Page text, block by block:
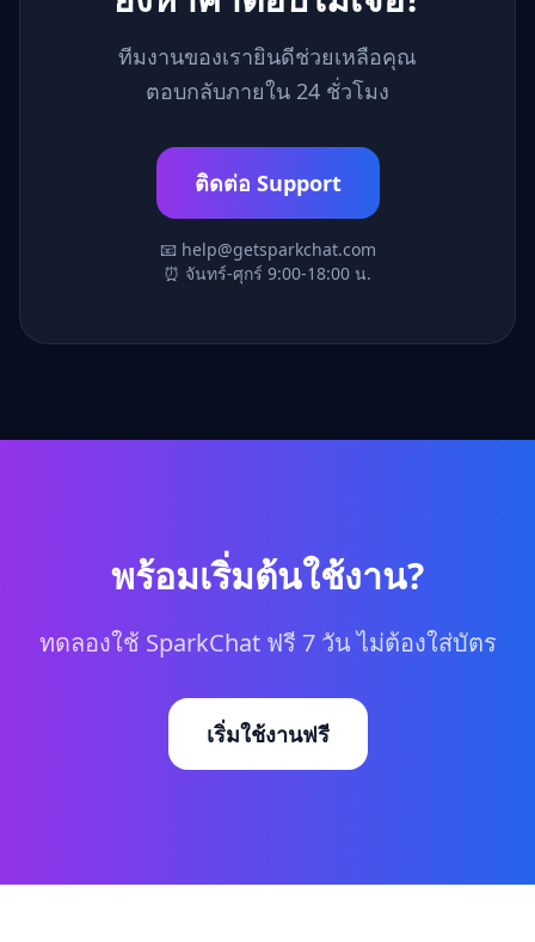
ทีมงานของเรายินดีช่วยเหลือคุณ
ตอบกลับภายใน 24 ชั่วโมง
ติดต่อ Support
📧 help@getsparkchat.com
⏰ จันทร์-ศุกร์ 9:00-18:00 น.
พร้อมเริ่มต้นใช้งาน?
ทดลองใช้ SparkChat ฟรี 7 วัน ไม่ต้องใส่บัตร
เริ่มใช้งานฟรี